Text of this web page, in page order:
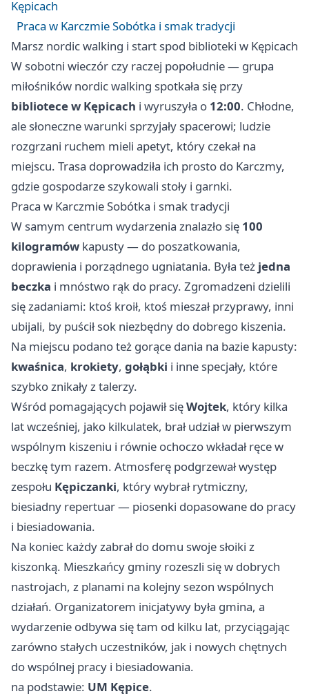
Kępicach
Praca w Karczmie Sobótka i smak tradycji
Marsz nordic walking i start spod biblioteki w Kępicach
W sobotni wieczór czy raczej popołudnie — grupa
miłośników nordic walking spotkała się przy
bibliotece w Kępicach i wyruszyła o 12:00. Chłodne,
ale słoneczne warunki sprzyjały spacerowi; ludzie
rozgrzani ruchem mieli apetyt, który czekał na
miejscu. Trasa doprowadziła ich prosto do Karczmy,
gdzie gospodarze szykowali stoły i garnki.
Praca w Karczmie Sobótka i smak tradycji
W samym centrum wydarzenia znalazło się 100
kilogramów kapusty — do poszatkowania,
doprawienia i porządnego ugniatania. Była też jedna
beczka i mnóstwo rąk do pracy. Zgromadzeni dzielili
się zadaniami: ktoś kroił, ktoś mieszał przyprawy, inni
ubijali, by puścił sok niezbędny do dobrego kiszenia.
Na miejscu podano też gorące dania na bazie kapusty:
kwaśnica, krokiety, gołąbki i inne specjały, które
szybko znikały z talerzy.
Wśród pomagających pojawił sięWojtek, który kilka
lat wcześniej, jako kilkulatek, brał udział w pierwszym
wspólnym kiszeniu i równie ochoczo wkładał ręce w
beczkę tym razem. Atmosferę podgrzewał występ
zespołu Kępiczanki, który wybrał rytmiczny,
biesiadny repertuar — piosenki dopasowane do pracy
i biesiadowania.
Na koniec każdy zabrał do domu swoje słoiki z
kiszonką. Mieszkańcy gminy rozeszli się w dobrych
nastrojach, z planami na kolejny sezon wspólnych
działań. Organizatorem inicjatywy była gmina, a
wydarzenie odbywa się tam od kilku lat, przyciągając
zarówno stałych uczestników, jak i nowych chętnych
do wspólnej pracy i biesiadowania.
na podstawie: UM Kępice.